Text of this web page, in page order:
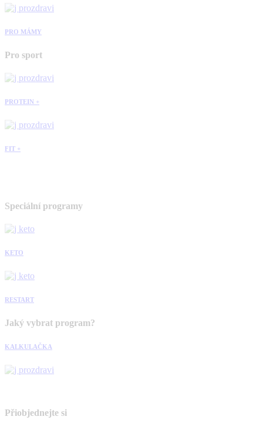
PRO MÁMY
Pro sport
PROTEIN +
FIT +
Speciální programy
KETO
RESTART
Jaký vybrat program?
KALKULAČKA
Přiobjednejte si